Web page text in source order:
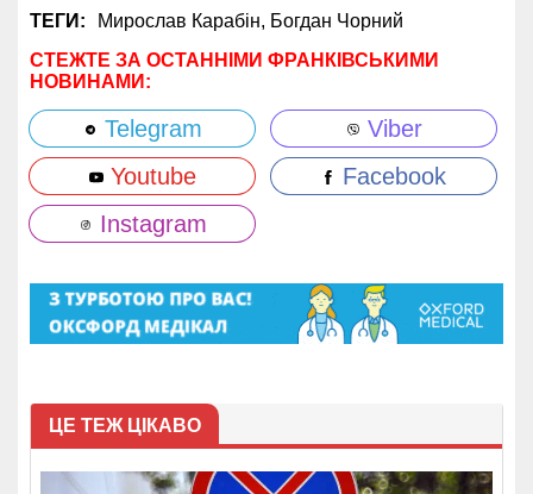
ТЕГИ:
Мирослав Карабін, Богдан Чорний
СТЕЖТЕ ЗА ОСТАННІМИ ФРАНКІВСЬКИМИ
НОВИНАМИ:
Telegram
Viber
Youtube
Facebook
Instagram
ЦЕ ТЕЖ ЦІКАВО